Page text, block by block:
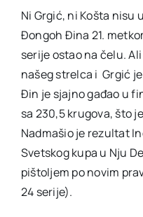
Ni Grgić, ni Košta nisu
Đongoh Đina 21.
serije ostao na čelu.
našeg strelca i Grgić
Đin je sjajno gađao u
sa 230,5 krugova, što
Nadmašio je rezultat
Svetskog kupa u Nju
pištoljem po novim
24 serije).